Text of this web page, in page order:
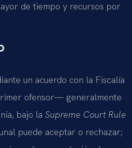
de tiempo y recursos por
un acuerdo con la Fiscalía
ofensor— generalmente
bajo la Supreme Court Rule
puede aceptar o rechazar;